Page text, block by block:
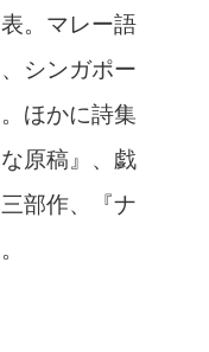
。マレー語
シンガポー
ほかに詩集
原稿』、戯
部作、『ナ